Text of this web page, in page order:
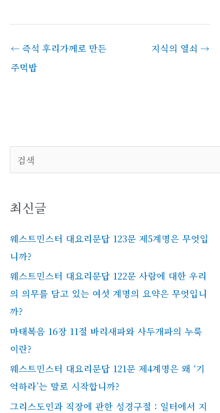
←즉석 후리가께로 만든
주먹밥
지식의 열쇠 →
색
최신글
웨스트민스터 대요리문답 123문 제5계명은 무엇입
니까?
웨스트민스터 대요리문답 122문 사람에 대한 우리
의 의무를 담고 있는 여섯 계명의 요약은 무엇입니
까?
마태복음 16장 11절 바리새파와 사두개파의 누룩
이란?
웨스트민스터 대요리문답 121문 제4계명은 왜 ‘기
억하라’는 말로 시작합니까?
그리스도인과 직장에 관한 성경구절 : 일터에서 지